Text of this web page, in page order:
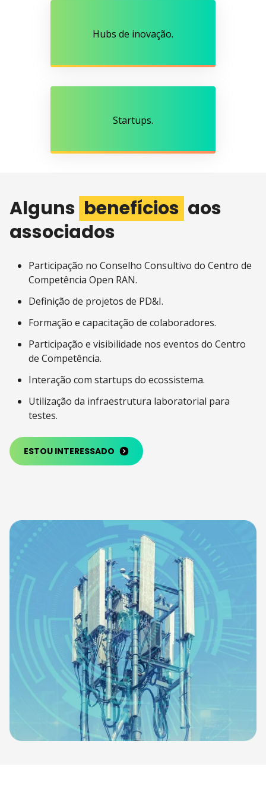
Hubs de inovação.
Startups.
Alguns benefícios aos
associados
Participação no Conselho Consultivo do Centro de
Competência Open RAN.
Definição de projetos de PD&I.
Formação e capacitação de colaboradores.
Participação e visibilidade nos eventos do Centro
de Competência.
Interação com startups do ecossistema.
Utilização da infraestrutura laboratorial para
testes.
ESTOU INTERESSADO